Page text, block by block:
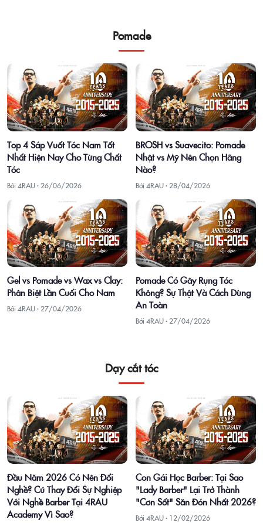
Pomade
Top 4 Sáp Vuốt Tóc Nam Tốt
Nhất Hiện Nay Cho Từng Chất
Tóc
Bởi 4RAU · 26/06/2026
BROSH vs Suavecito: Pomade
Nhật vs Mỹ Nên Chọn Hãng
Nào?
Bởi 4RAU · 28/04/2026
Gel vs Pomade vs Wax vs Clay:
Phân Biệt Lần Cuối Cho Nam
Bởi 4RAU · 27/04/2026
Pomade Có Gây Rụng Tóc
Không? Sự Thật Và Cách Dùng
An Toàn
Bởi 4RAU · 27/04/2026
Dạy cắt tóc
Đầu Năm 2026 Có Nên Đổi
Nghề? Cú Thay Đổi Sự Nghiệp
Với Nghề Barber Tại 4RAU
Academy Vì Sao?
Con Gái Học Barber: Tại Sao
"Lady Barber" Lại Trở Thành
"Cơn Sốt" Săn Đón Nhất 2026?
Bởi 4RAU · 12/02/2026